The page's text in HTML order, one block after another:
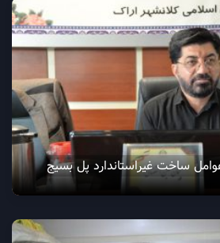
ساخت غیراستاندارد پل بسیج